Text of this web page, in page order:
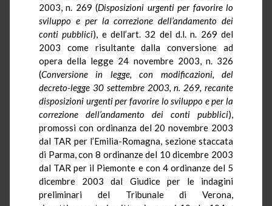
2003, n. 269 (Disposizioni urgenti per favorire lo
sviluppo e per la correzione dell’andamento dei
conti pubblici), e dell’art. 32 del d.l. n. 269 del
2003 come risultante dalla conversione ad
opera della legge 24 novembre 2003, n. 326
(Conversione in legge, con modificazioni, del
decreto-legge 30 settembre 2003, n. 269, recante
disposizioni urgenti per favorire lo sviluppo e per la
correzione dell’andamento dei conti pubblici),
promossi con ordinanza del 20 novembre 2003
dal TAR per l’Emilia-Romagna, sezione staccata
di Parma, con 8 ordinanze del 10 dicembre 2003
dal TAR per il Piemonte e con 4 ordinanze del 5
dicembre 2003 dal Giudice per le indagini
preliminari del Tribunale di Verona,